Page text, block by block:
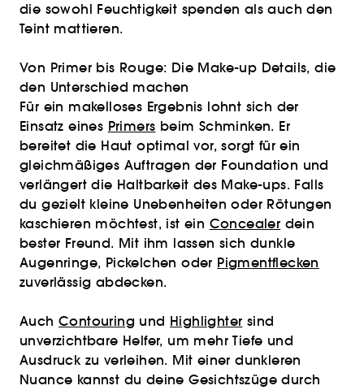
die sowohl Feuchtigkeit spenden als auch den
Teint mattieren.
Von Primer bis Rouge: Die Make-up Details, die
den Unterschied machen
Für ein makelloses Ergebnis lohnt sich der
Einsatz eines Primers beim Schminken. Er
bereitet die Haut optimal vor, sorgt für ein
gleichmäßiges Auftragen der Foundation und
verlängert die Haltbarkeit des Make-ups. Falls
du gezielt kleine Unebenheiten oder Rötungen
kaschieren möchtest, ist ein Concealer dein
bester Freund. Mit ihm lassen sich dunkle
Augenringe, Pickelchen oder Pigmentflecken
zuverlässig abdecken.
Auch Contouring und Highlighter sind
unverzichtbare Helfer, um mehr Tiefe und
Ausdruck zu verleihen. Mit einer dunkleren
Nuance kannst du deine Gesichtszüge durch